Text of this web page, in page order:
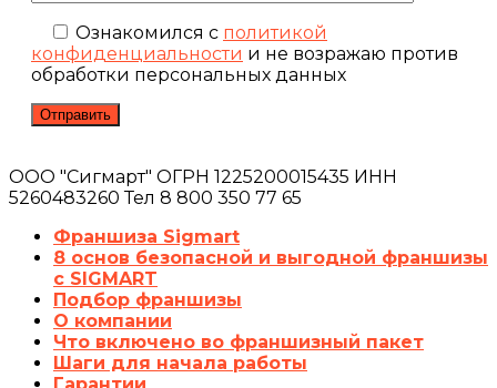
Ознакомился с политикой
конфиденциальности и не возражаю против
обработки персональных данных
ООО "Сигмарт" ОГРН 1225200015435 ИНН
5260483260 Тел 8 800 350 77 65
Франшиза Sigmart
8 основ безопасной и выгодной франшизы
с SIGMART
Подбор франшизы
О компании
Что включено во франшизный пакет
Шаги для начала работы